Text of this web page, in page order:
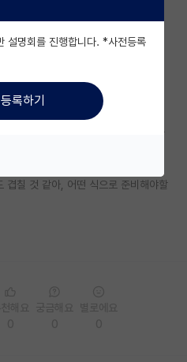
판
졸업을 앞둔 석사생입니다.
시 박사 면접은 어떤 식으로 진행되나
겹칠 것 같아, 어떤 식으로 준비해야할
설명회를 진행합니다. *사전등록
록하기